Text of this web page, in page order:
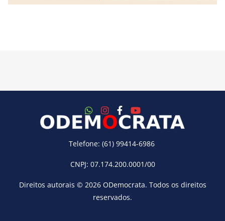
Telefone: (61) 99414-6986
CNPJ: 07.174.200.0001/00
Direitos autorais © 2026 ODemocrata. Todos os direitos
reservados.